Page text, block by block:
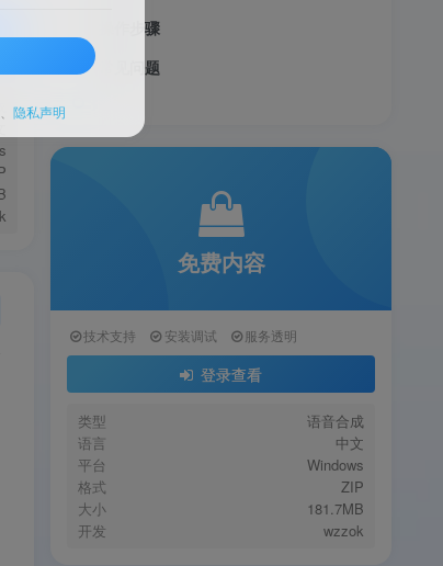
操作步骤
常见问题
免费内容
技术支持 安装调试 服务透明
登录查看
类型
语音合成
语言
中文
平台
Windows
格式
ZIP
大小
181.7MB
开发
wzzok
隐私声明